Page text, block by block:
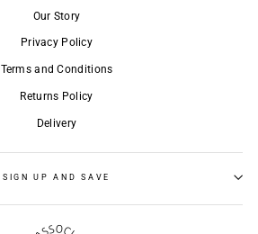
Our Story
Privacy Policy
Terms and Conditions
Returns Policy
Delivery
SIGN UP AND SAVE